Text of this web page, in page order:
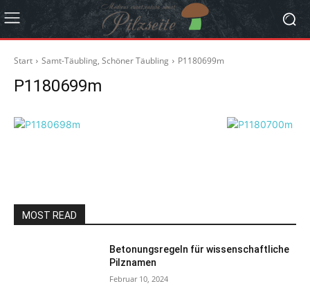
Start Samt-Täubling, Schöner Täubling P1180699m
P1180699m
MOST READ
Betonungsregeln für wissenschaftliche
Pilznamen
Februar 10, 2024